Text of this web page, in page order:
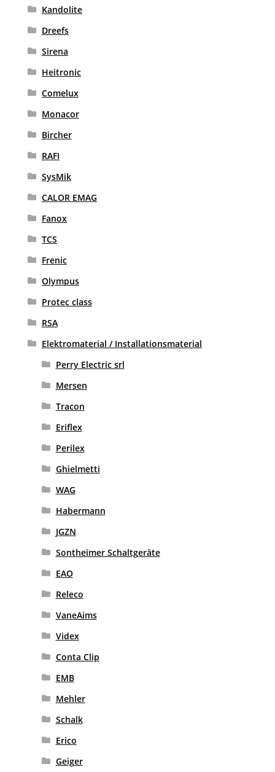
Kandolite
Dreefs
Sirena
Heitronic
Comelux
Monacor
Bircher
RAFI
SysMik
CALOR EMAG
Fanox
TCS
Frenic
Olympus
Protec class
RSA
Elektromaterial / Installationsmaterial
Perry Electric srl
Mersen
Tracon
Eriflex
Perilex
Ghielmetti
WAG
Habermann
JGZN
Sontheimer Schaltgeräte
EAO
Releco
VaneAims
Videx
Conta Clip
EMB
Mehler
Schalk
Erico
Geiger